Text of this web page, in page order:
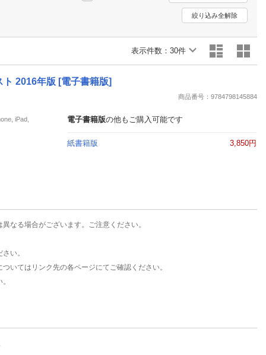
楽天TV
動画配信ガイド
無料テレビ
推し楽
絞り込み全解除
表示件数： 30件
2016年版 [電子書籍版]
商品番号：9784798145884
iPad,
電子書籍版の他もご購入可能です
紙書籍版 3,850円
なる場合がございます。ご注意ください。
い。
いてはリンク先の各ページにてご確認ください。